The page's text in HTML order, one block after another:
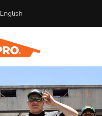
English